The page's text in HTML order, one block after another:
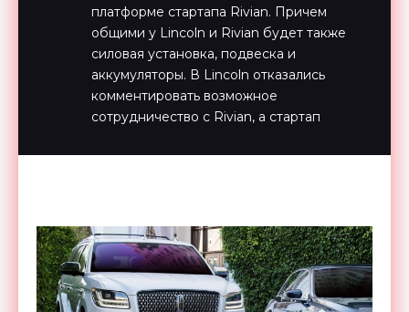
платформе стартапа Rivian. Причем
общими у Lincoln и Rivian будет также
силовая установка, подвеска и
аккумуляторы. В Lincoln отказались
комментировать возможное
сотрудничество с Rivian, а стартап